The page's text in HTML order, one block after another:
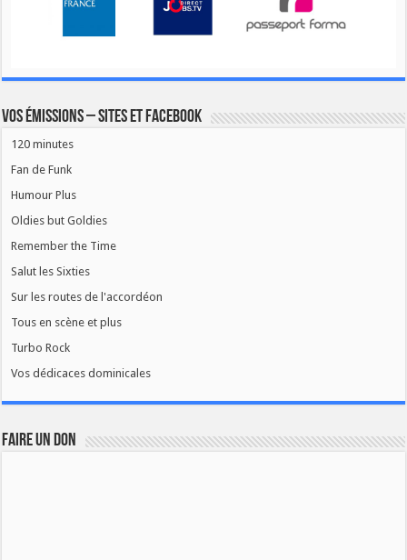
Vos émissions – Sites et Facebook
120 minutes
Fan de Funk
Humour Plus
Oldies but Goldies
Remember the Time
Salut les Sixties
Sur les routes de l'accordéon
Tous en scène et plus
Turbo Rock
Vos dédicaces dominicales
FAIRE UN DON